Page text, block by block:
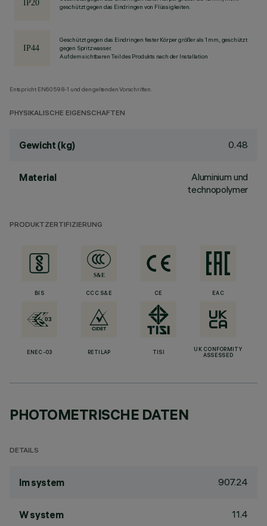
geschützt gegen das Eindringen von Flüssigkeiten.
Geschützt gegen das Eindringen fester Körper größer als 1 mm, geschützt
gegen Spritzwasser.
Auf dem sichtbaren Teil des Produkts nach der Installation
Entspricht EN60598-1 und den geltenden Vorschriften.
PHYSIKALISCHE EIGENSCHAFTEN
Gewicht (kg) 0.48
Material
Aluminium und
technopolymer
PRODUKTZERTIFIZIERUNG
BIS CCC S&E CE EAC
ENEC-03 RETILAP TISI
UK CONFORMITY
ASSESSED
PHOTOMETRISCHE DATEN
DETAILS
lm system 907.24
W system 11.4